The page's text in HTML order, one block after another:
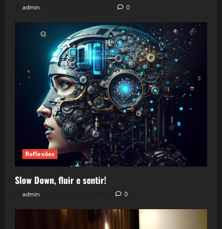
admin 0
Reflexões
Slow Down, fluir e sentir!
admin 0